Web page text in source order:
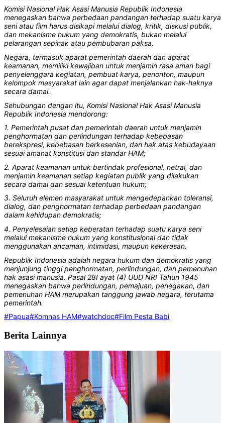
Komisi Nasional Hak Asasi Manusia Republik Indonesia
menegaskan bahwa perbedaan pandangan terhadap suatu karya
seni atau film harus disikapi melalui dialog, kritik, diskusi publik,
dan mekanisme hukum yang demokratis, bukan melalui
pelarangan sepihak atau pembubaran paksa.
Negara, termasuk aparat pemerintah daerah dan aparat
keamanan, memiliki kewajiban untuk menjamin rasa aman bagi
penyelenggara kegiatan, pembuat karya, penonton, maupun
kelompok masyarakat lain agar dapat menjalankan hak-haknya
secara damai.
Sehubungan dengan itu, Komisi Nasional Hak Asasi Manusia
Republik Indonesia mendorong:
1. Pemerintah pusat dan pemerintah daerah untuk menjamin
penghormatan dan perlindungan terhadap kebebasan
berekspresi, kebebasan berkesenian, dan hak atas kebudayaan
sesuai amanat konstitusi dan standar HAM;
2. Aparat keamanan untuk bertindak profesional, netral, dan
menjamin keamanan setiap kegiatan publik yang dilakukan
secara damai dan sesuai ketentuan hukum;
3. Seluruh elemen masyarakat untuk mengedepankan toleransi,
dialog, dan penghormatan terhadap perbedaan pandangan
dalam kehidupan demokratis;
4. Penyelesaian setiap keberatan terhadap suatu karya seni
melalui mekanisme hukum yang konstitusional dan tidak
menggunakan ancaman, intimidasi, maupun kekerasan.
Republik Indonesia adalah negara hukum dan demokratis yang
menjunjung tinggi penghormatan, perlindungan, dan pemenuhan
hak asasi manusia. Pasal 28I ayat (4) UUD NRI Tahun 1945
menegaskan bahwa perlindungan, pemajuan, penegakan, dan
pemenuhan HAM merupakan tanggung jawab negara, terutama
pemerintah.
#Papua#Komnas HAM#watchdoc#Film Pesta Babi
Berita Lainnya